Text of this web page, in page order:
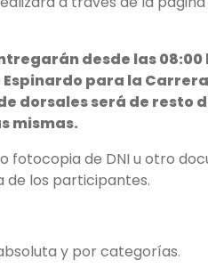
desde las 08:00
para la
dorsales será de resto
mismas.
fotocopia de DNI u otro
de los participantes.
y por categorías.